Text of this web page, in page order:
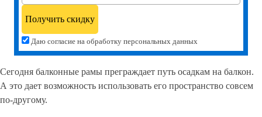
Даю согласие на обработку персональных данных
Сегодня балконные рамы преграждает путь осадкам на балкон.
А это дает возможность использовать его пространство совсем
по-другому.